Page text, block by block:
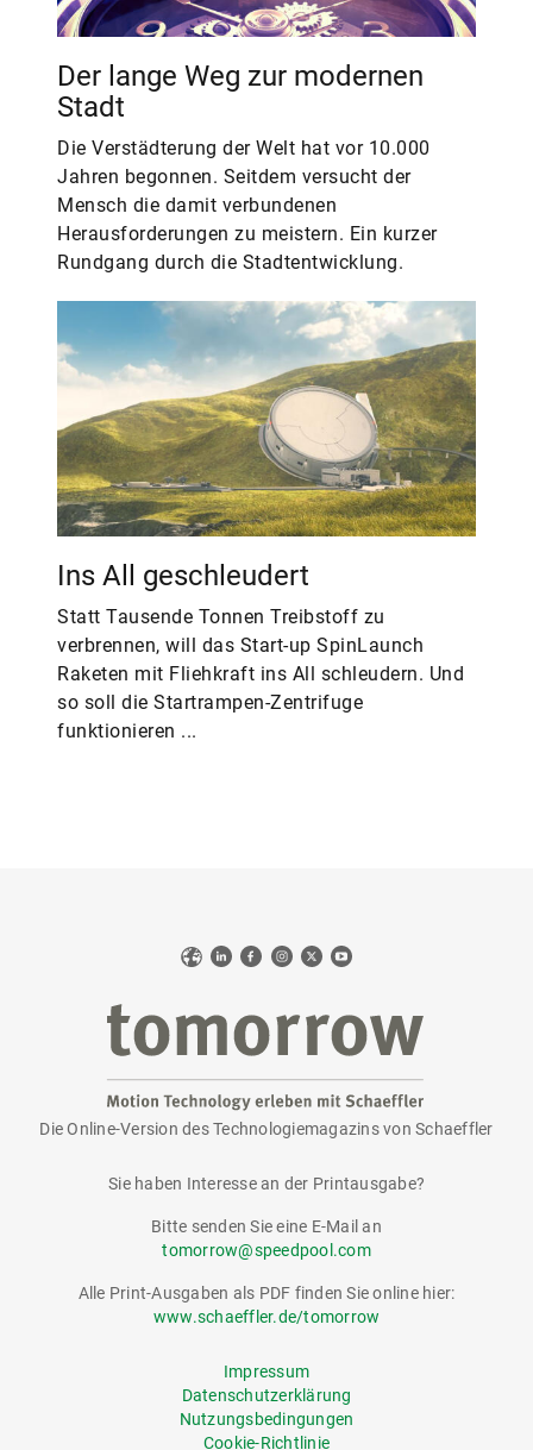
Der lange Weg zur modernen
Stadt
Die Verstädterung der Welt hat vor 10.000
Jahren begonnen. Seitdem versucht der
Mensch die damit verbundenen
Herausforderungen zu meistern. Ein kurzer
Rundgang durch die Stadtentwicklung.
Ins All geschleudert
Statt Tausende Tonnen Treibstoff zu
verbrennen, will das Start-up SpinLaunch
Raketen mit Fliehkraft ins All schleudern. Und
so soll die Startrampen-Zentrifuge
funktionieren ...
WebLinkedIn
Facebook
Instagram
X YouTube
tomorrow
Die Online-Version des Technologiemagazins von Schaeffler
Sie haben Interesse an der Printausgabe?
Bitte senden Sie eine E-Mail an
tomorrow@speedpool.com
Alle Print-Ausgaben als PDF finden Sie online hier:
www.schaeffler.de/tomorrow
Impressum
Datenschutzerklärung
Nutzungsbedingungen
Cookie-Richtlinie